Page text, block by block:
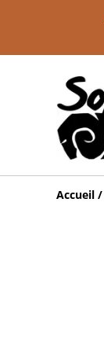
Accueil /